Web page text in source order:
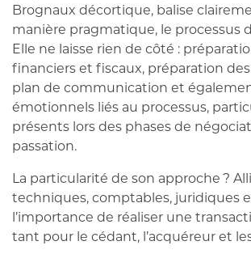
Brognaux décortique, balise
manière pragmatique, le processus
Elle ne laisse rien de côté :
financiers et fiscaux, préparation
plan de communication et
émotionnels liés au processus,
présents lors des phases de
passation.
La particularité de son approche ?
techniques, comptables, juridiques
l’importance de réaliser une
tant pour le cédant, l’acquéreur et